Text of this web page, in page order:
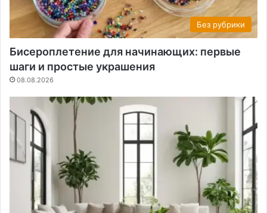
Без рубрики
Бисероплетение для начинающих: первые
шаги и простые украшения
08.08.2026